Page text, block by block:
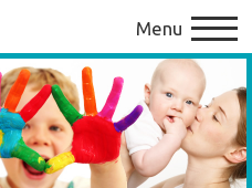
Menu